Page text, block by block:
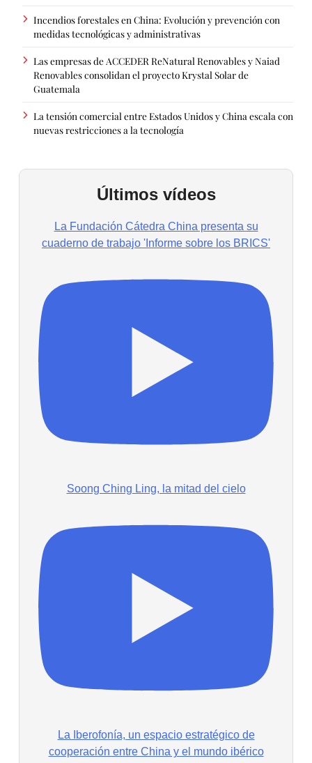
Incendios forestales en China: Evolución y prevención con
medidas tecnológicas y administrativas
Las empresas de ACCEDER ReNatural Renovables y Naiad
Renovables consolidan el proyecto Krystal Solar de
Guatemala
La tensión comercial entre Estados Unidos y China escala con
nuevas restricciones a la tecnología
Últimos vídeos
La Fundación Cátedra China presenta su
cuaderno de trabajo 'Informe sobre los BRICS'
Soong Ching Ling, la mitad del cielo
La Iberofonía, un espacio estratégico de
cooperación entre China y el mundo ibérico